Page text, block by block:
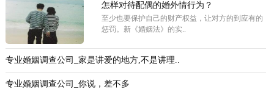
怎样对待配偶的婚外情行为？
至少也要保护自己的财产权益，让对方的到应有的
惩罚。新《婚姻法》的实..
专业婚姻调查公司_家是讲爱的地方,不是讲理..
专业婚姻调查公司_你说，差不多